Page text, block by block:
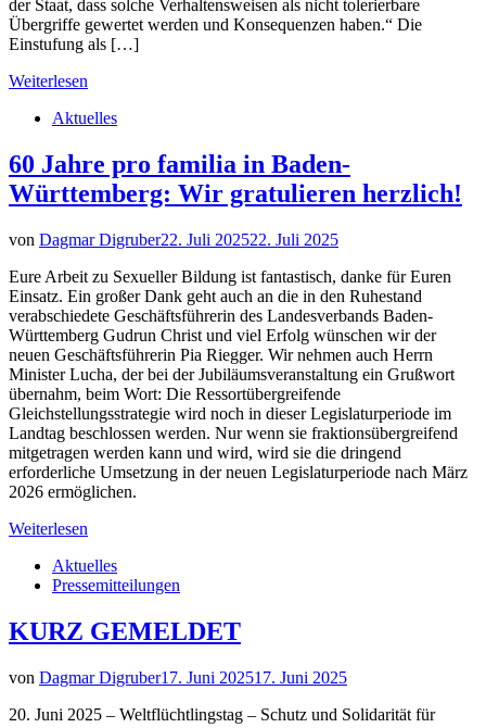
der Staat, dass solche Verhaltensweisen als nicht tolerierbare
Übergriffe gewertet werden und Konsequenzen haben.“ Die
Einstufung als […]
Weiterlesen
Aktuelles
60 Jahre pro familia in Baden-
Württemberg: Wir gratulieren herzlich!
von Dagmar Digruber22. Juli 202522. Juli 2025
Eure Arbeit zu Sexueller Bildung ist fantastisch, danke für Euren
Einsatz. Ein großer Dank geht auch an die in den Ruhestand
verabschiedete Geschäftsführerin des Landesverbands Baden-
Württemberg Gudrun Christ und viel Erfolg wünschen wir der
neuen Geschäftsführerin Pia Riegger. Wir nehmen auch Herrn
Minister Lucha, der bei der Jubiläumsveranstaltung ein Grußwort
übernahm, beim Wort: Die Ressortübergreifende
Gleichstellungsstrategie wird noch in dieser Legislaturperiode im
Landtag beschlossen werden. Nur wenn sie fraktionsübergreifend
mitgetragen werden kann und wird, wird sie die dringend
erforderliche Umsetzung in der neuen Legislaturperiode nach März
2026 ermöglichen.
Weiterlesen
Aktuelles
Pressemitteilungen
KURZ GEMELDET
von Dagmar Digruber17. Juni 202517. Juni 2025
20. Juni 2025 – Weltflüchtlingstag – Schutz und Solidarität für